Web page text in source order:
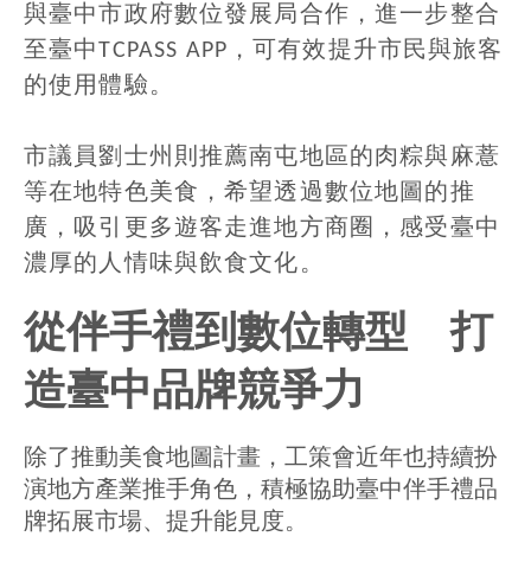
與臺中市政府數位發展局合作，進一步整合
至臺中TCPASS APP，可有效提升市民與旅客
的使用體驗。
市議員劉士州則推薦南屯地區的肉粽與麻薏
等在地特色美食，希望透過數位地圖的推
廣，吸引更多遊客走進地方商圈，感受臺中
濃厚的人情味與飲食文化。
從伴手禮到數位轉型 打
造臺中品牌競爭力
除了推動美食地圖計畫，工策會近年也持續扮
演地方產業推手角色，積極協助臺中伴手禮品
牌拓展市場、提升能見度。